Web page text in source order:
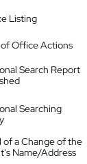
Listing
Office Actions
Search Report
Searching
of a Change of the
Name/Address